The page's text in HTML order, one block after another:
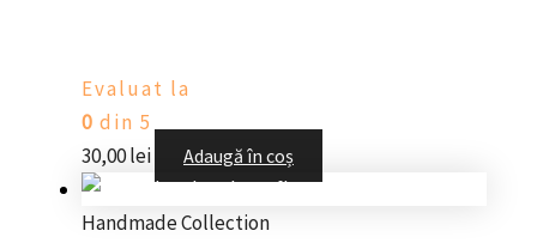
Evaluat la
0 din 5
30,00lei Adaugă în coș
Handmade Collection